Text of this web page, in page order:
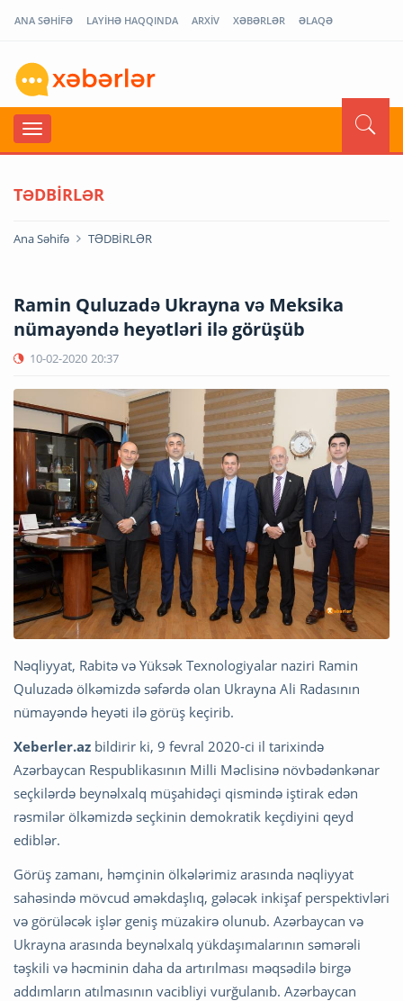
ANA SƏHİFƏ LAYİHƏ HAQQINDA ARXİV XƏBƏRLƏR ƏLAQƏ
TƏDBİRLƏR
Ana Səhifə TƏDBİRLƏR
Ramin Quluzadə Ukrayna və Meksika
nümayəndə heyətləri ilə görüşüb
10-02-2020 20:37
Nəqliyyat, Rabitə və Yüksək Texnologiyalar naziri Ramin
Quluzadə ölkəmizdə səfərdə olan Ukrayna Ali Radasının
nümayəndə heyəti ilə görüş keçirib.
Xeberler.az bildirir ki, 9 fevral 2020-ci il tarixində
Azərbaycan Respublikasının Milli Məclisinə növbədənkənar
seçkilərdə beynəlxalq müşahidəçi qismində iştirak edən
rəsmilər ölkəmizdə seçkinin demokratik keçdiyini qeyd
ediblər.
Görüş zamanı, həmçinin ölkələrimiz arasında nəqliyyat
sahəsində mövcud əməkdaşlıq, gələcək inkişaf perspektivləri
və görüləcək işlər geniş müzakirə olunub. Azərbaycan və
Ukrayna arasında beynəlxalq yükdaşımalarının səmərəli
təşkili və həcminin daha da artırılması məqsədilə birgə
addımların atılmasının vacibliyi vurğulanıb. Azərbaycan